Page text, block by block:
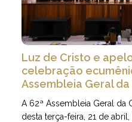
Luz de Cristo e
celebração
Assembleia Geral da
A 62ª Assembleia Geral da
desta terça-feira, 21 de